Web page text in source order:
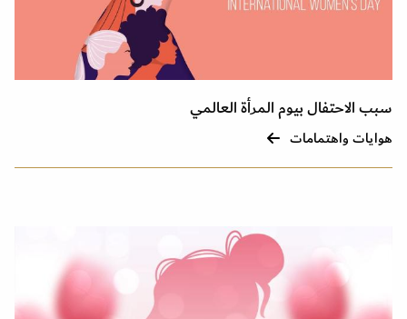
سبب الاحتفال بيوم المرأة العالمي
هوايات واهتمامات